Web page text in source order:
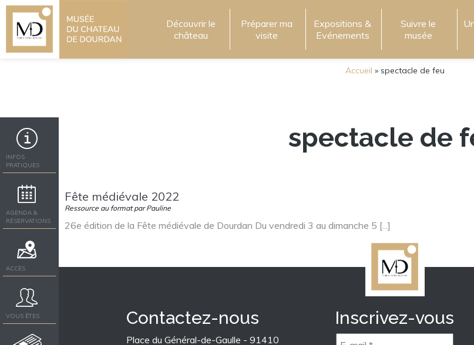
Découvrir le
château
Préparer ma
visite
Expositions &
Evénements
Suivre le
musée
INFOS
PRATIQUES
AGENDA &
RÉSERVATIONS
ACCÈS
VOUS ÊTES
Accueil » spectacle de feu
spectacle de
Fête médiévale 2022
Ressource au format par Pauline
26e édition de la Fête médiévale de Dourdan Du vendredi 3 au dimanche 5 [...]
Contactez-nous
Place du Général-de-Gaulle - 91410
Inscrivez-vous